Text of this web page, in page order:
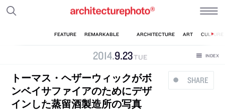
2014.9.23TUE
SHARE
トーマス・ヘザーウィックがボ
ンベイサファイアのためにデザ
インした蒸留酒製造所の写真